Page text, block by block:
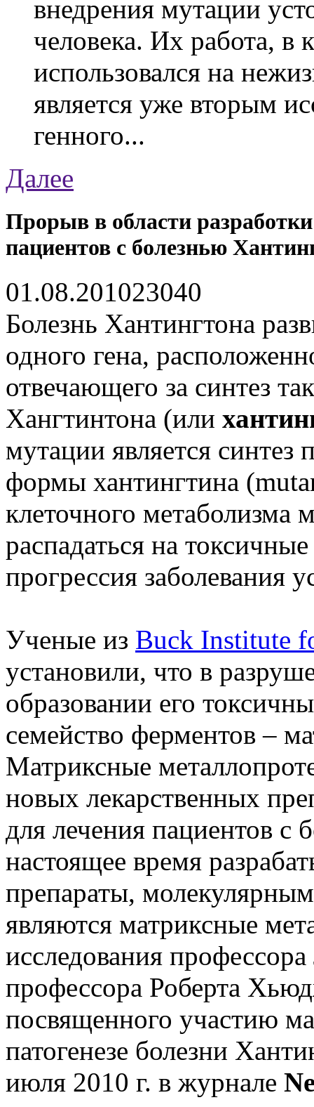
внедрения мутации
человека. Их работа, в
использовался на
является уже вторым
генного...
Далее
Прорыв в области
пациентов с болезнью
01.08.201023040
Болезнь Хантингтона
одного гена,
отвечающего за синтез
Хангтинтона (или
мутации является синтез
формы хантингтина
клеточного метаболизма
распадаться на
прогрессия заболевания
Ученые из Buck Institute
установили, что в
образовании его
семейство ферментов –
Матриксные
новых лекарственных
для лечения пациентов с
настоящее время
препараты,
являются матриксные
исследования
профессора Роберта
посвященного участию
патогенезе болезни
июля 2010 г. в журнале